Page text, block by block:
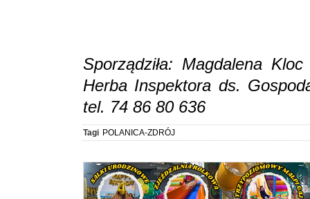
Sporządziła: Magdalena
Herba Inspektora ds.
tel. 74 86 80 636
Tagi POLANICA-ZDRÓJ